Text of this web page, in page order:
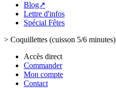
Blog↗
Lettre d'infos
Spécial Fêtes
> Coquillettes (cuisson 5/6 minutes)
Accès direct
Commander
Mon compte
Contact